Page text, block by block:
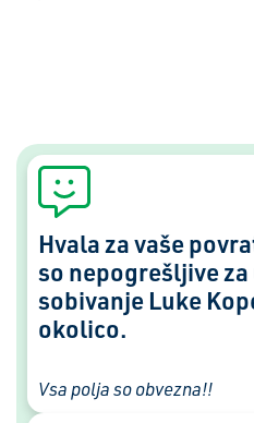
Hvala za vaše
so nepogrešljive
sobivanje Luke
okolico.
Vsa polja so obvezna!!